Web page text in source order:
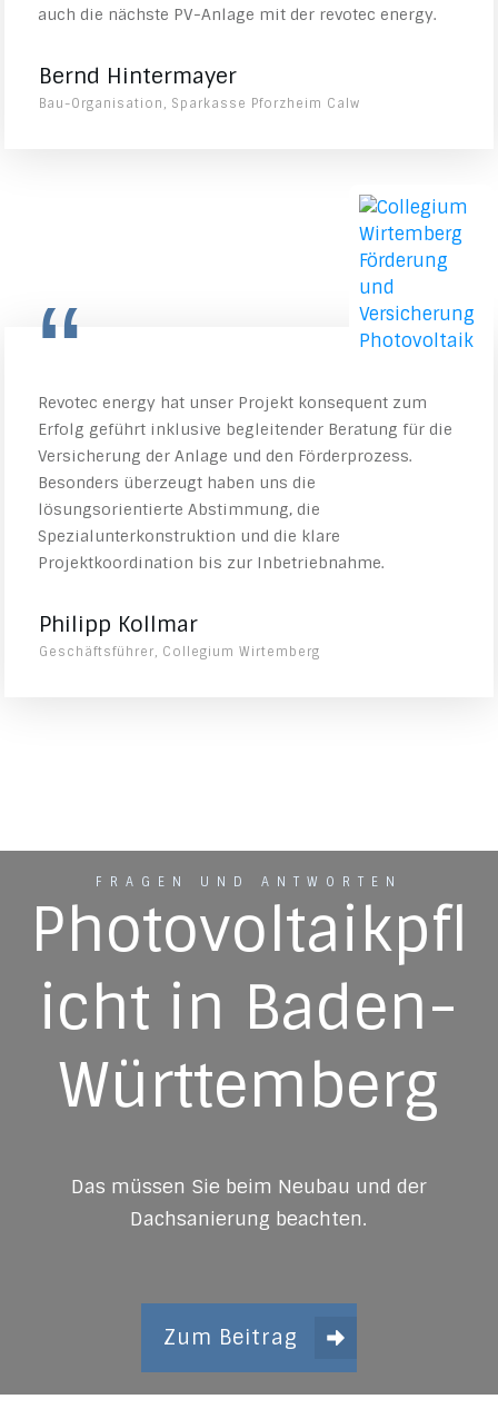
auch die nächste PV-Anlage mit der revotec energy.
Bernd Hintermayer
Bau-Organisation, Sparkasse Pforzheim Calw
“
Revotec energy hat unser Projekt konsequent zum
Erfolg geführt inklusive begleitender Beratung für die
Versicherung der Anlage und den Förderprozess.
Besonders überzeugt haben uns die
lösungsorientierte Abstimmung, die
Spezialunterkonstruktion und die klare
Projektkoordination bis zur Inbetriebnahme.
Philipp Kollmar
Geschäftsführer, Collegium Wirtemberg
FRAGEN UND ANTWORTEN
Photovoltaikpfl
icht in Baden-
Württemberg
Das müssen Sie beim Neubau und der
Dachsanierung beachten.
Zum Beitrag